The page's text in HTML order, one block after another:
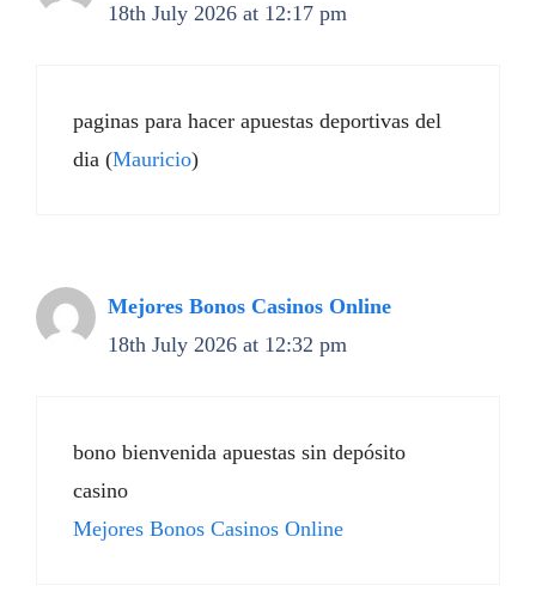
18th July 2026 at 12:17 pm
paginas para hacer apuestas deportivas del
dia (Mauricio)
Mejores Bonos Casinos Online
18th July 2026 at 12:32 pm
bono bienvenida apuestas sin depósito
casino
Mejores Bonos Casinos Online